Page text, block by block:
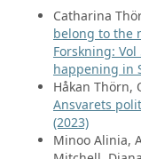
Catharina
belong to the
Forskning: Vol
happening in
Håkan Thörn,
Ansvarets
(2023)
Minoo Alinia,